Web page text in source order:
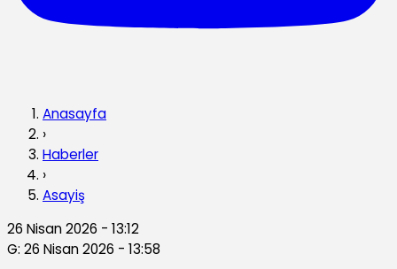
Anasayfa
›
Haberler
›
Asayiş
26 Nisan 2026 - 13:12
G: 26 Nisan 2026 - 13:58